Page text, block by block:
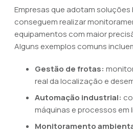
Empresas que adotam soluções
conseguem realizar
equipamentos com maior
Alguns exemplos comuns
Gestão de frotas:
real da localização e
Automação industrial:
máquinas e processos em
Monitoramento